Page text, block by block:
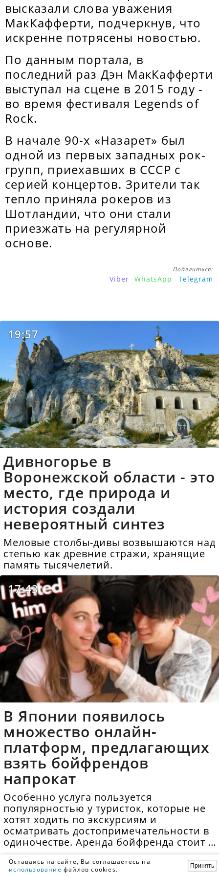
высказали слова уважения
МакКафферти, подчеркнув, что
искренне потрясены новостью.
По данным портала, в
последний раз Дэн МакКафферти
выступал на сцене в 2015 году -
во время фестиваля Legends of
Rock.
В начале 90-х «Назарет» был
одной из первых западных рок-
групп, приехавших в СССР с
серией концертов. Зрители так
тепло приняла рокеров из
Шотландии, что они стали
приезжать на регулярной
основе.
Поделиться:
Viber WhatsApp Telegram
19:57
Дивногорье в
Воронежской области - это
место, где природа и
история создали
невероятный синтез
Меловые столбы-дивы возвышаются над
степью как древние стражи, хранящие
память тысячелетий.
17:43
В Японии появилось
множество онлайн-
платформ, предлагающих
взять бойфрендов
напрокат
Особенно услуга пользуется
популярностью у туристок, которые не
хотят ходить по экскурсиям и
осматривать достопримечательности в
одиночестве. Аренда бойфренда стоит в
Оставаясь на сайте, Вы соглашаетесь на
использование файлов cookies. Принять